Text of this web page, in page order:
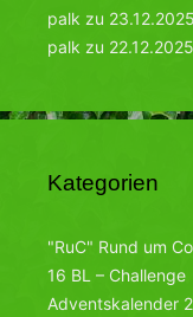
palk zu 23.12.2025
palk zu 22.12.2025
Kategorien
"RuC" Rund um
16 BL – Challenge
Adventskalender